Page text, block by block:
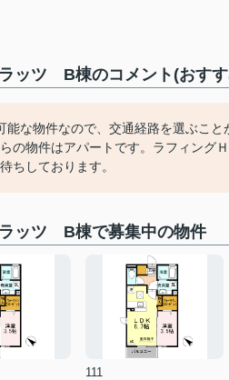
ッツ B棟のコメント(おす
能な物件なので、交通経路を選ぶこ
の物件はアパートです。ラフィング
ちしております。
ッツ B棟で募集中の物件
111